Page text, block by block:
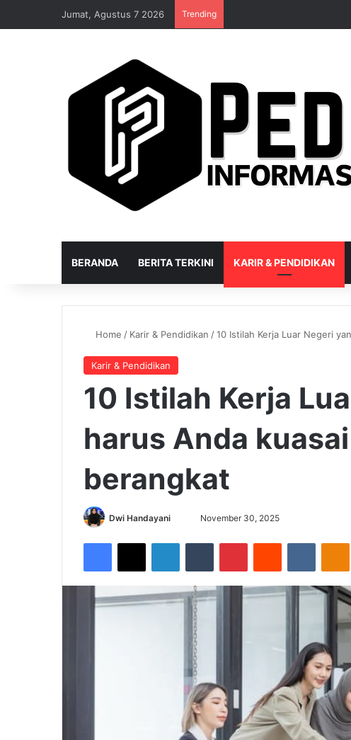
Jumat, Agustus 7 2026 Trending
BERANDA BERITA TERKINI KARIR & PENDIDIKAN
Home / Karir & Pendidikan /10 Istilah Kerja Luar Negeri
Karir & Pendidikan
10 Istilah Kerja
harus Anda
berangkat
Dwi Handayani
d
a
n
November 30, 2025